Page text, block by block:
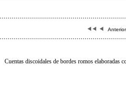
Cuentas discoidales de bordes romos elaboradas